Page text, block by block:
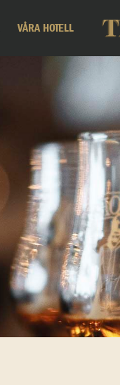
VÅRA HOTELL